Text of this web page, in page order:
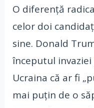
O diferență
celor doi
sine. Donald
începutul invaziei
Ucraina că ar fi
mai puțin de o